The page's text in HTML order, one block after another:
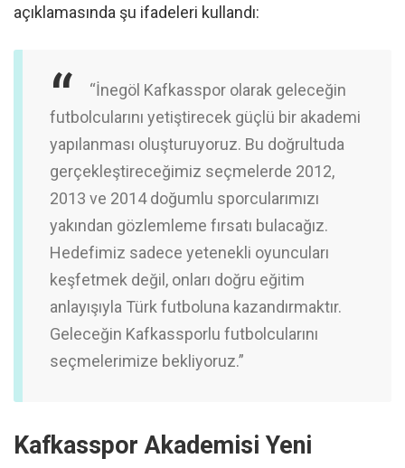
açıklamasında şu ifadeleri kullandı:
“İnegöl Kafkasspor olarak geleceğin
futbolcularını yetiştirecek güçlü bir akademi
yapılanması oluşturuyoruz. Bu doğrultuda
gerçekleştireceğimiz seçmelerde 2012,
2013 ve 2014 doğumlu sporcularımızı
yakından gözlemleme fırsatı bulacağız.
Hedefimiz sadece yetenekli oyuncuları
keşfetmek değil, onları doğru eğitim
anlayışıyla Türk futboluna kazandırmaktır.
Geleceğin Kafkassporlu futbolcularını
seçmelerimize bekliyoruz.”
Kafkasspor Akademisi Yeni